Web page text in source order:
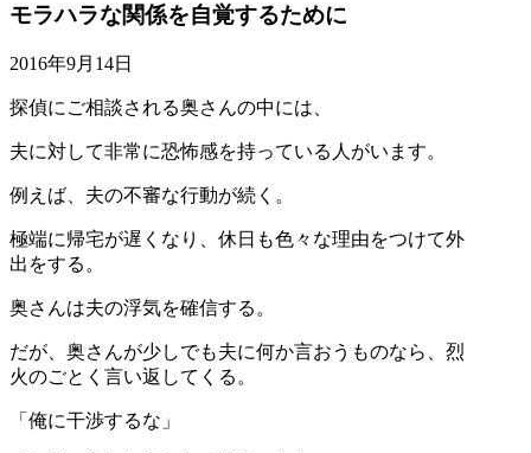
モラハラな関係を自覚するために
2016年9月14日
探偵にご相談される奥さんの中には、
夫に対して非常に恐怖感を持っている人がいます。
例えば、夫の不審な行動が続く。
極端に帰宅が遅くなり、休日も色々な理由をつけて外
出をする。
奥さんは夫の浮気を確信する。
だが、奥さんが少しでも夫に何か言おうものなら、烈
火のごとく言い返してくる。
「俺に干渉するな」